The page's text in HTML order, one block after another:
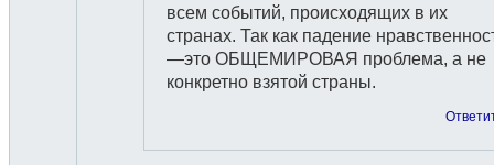
всем событий, происходящих в их
странах. Так как падение
—это ОБЩЕМИРОВАЯ проблема, а не
конкретно взятой страны.